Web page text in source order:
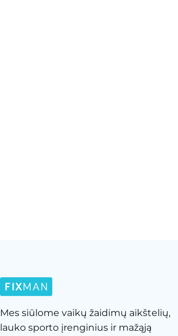
Mes siūlome vaikų žaidimų aikštelių,
lauko sporto įrenginius ir mažąją